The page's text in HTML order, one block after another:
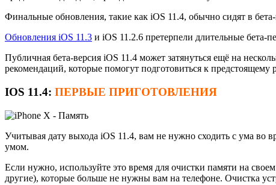
Финальные обновления, такие как iOS 11.4, обычно сидят в
Обновления iOS 11.3 и iOS 11.2.6 претерпели длительные
Публичная бета-версия iOS 11.4 может затянуться ещё на
рекомендаций, которые помогут подготовиться к предстоящему
IOS 11.4: ПЕРВЫЕ ПРИГОТОВЛЕНИЯ
Учитывая дату выхода iOS 11.4, вам не нужно сходить с ума во
умом.
Если нужно, используйте это время для очистки памяти на
другие), которые больше не нужны вам на телефоне. Очистка